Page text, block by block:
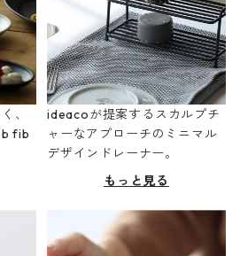
、
b fib
ideacoが提案するスカルプチ
ャーなアプローチのミニマル
デザインドレーナー。
もっと見る